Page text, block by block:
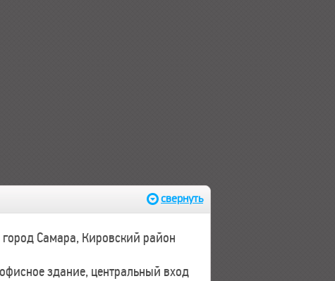
свернуть
Самара, Кировский район
здание, центральный вход